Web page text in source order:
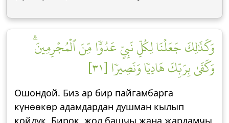
وَكَذَٰلِكَ جَعَلۡنَا لِكُلِّ نَبِيٍّ عَدُوّٗا مِّنَ ٱلۡمُجۡرِمِينَۗ
وَكَفَىٰ بِرَبِّكَ هَادِيٗا وَنَصِيرٗا [٣١]
Ошондой. Биз ар бир пайгамбарга
күнөөкөр адамдардан душман кылып
койдук. Бирок, жол башчы жана жардамчы